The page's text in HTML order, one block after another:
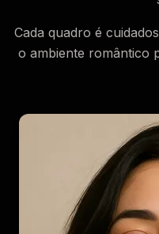
Cada quadro é
o ambiente romântico